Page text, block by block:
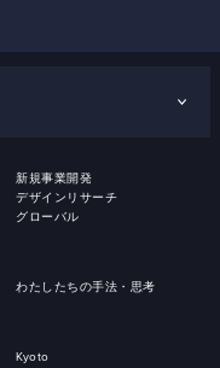
新規事業開発
デザインリサーチ
グローバル
わたしたちの手法・思考
Kyoto